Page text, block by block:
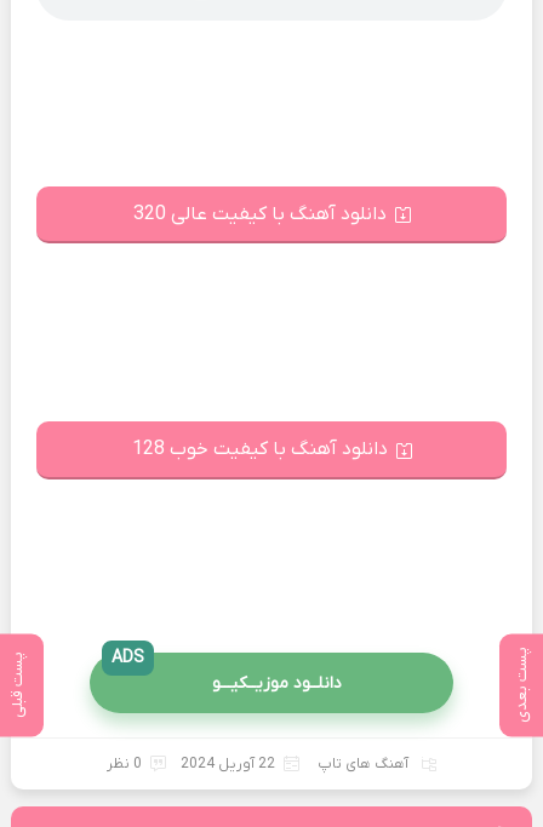
پست بعدی پست قبلی
دانلود آهنگ با کیفیت عالی 320
دانلود آهنگ با کیفیت خوب 128
دانلــود موزیــکیـــو
ADS
آهنگ های تاپ 22 آوریل 2024 0 نظر